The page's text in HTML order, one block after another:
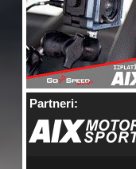
Partneri: